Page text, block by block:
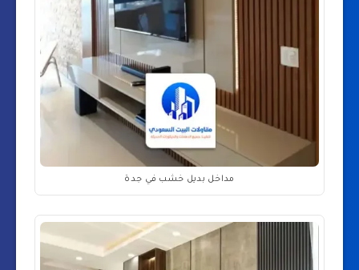
مداخل بديل خشب في جدة